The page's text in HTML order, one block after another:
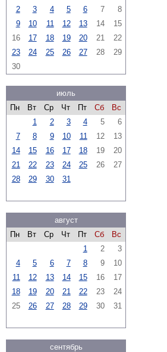
2
3 4 5 6 7
8
9
10 11 12 13 14
15
16
17 18 19 20 21
22
23
24 25 26 27 28
29
30
июль
Пн
Вт Ср Чт Пт Сб
Вс
1
2 3 4 5
6
7
8 9 10 11 12
13
14
15 16 17 18 19
20
21
22 23 24 25 26
27
28
29 30 31
август
Пн
Вт Ср Чт Пт Сб
Вс
1
2
3
4
5 6 7 8 9
10
11
12 13 14 15 16
17
18
19 20 21 22 23
24
25
26 27 28 29 30 31
сентябрь